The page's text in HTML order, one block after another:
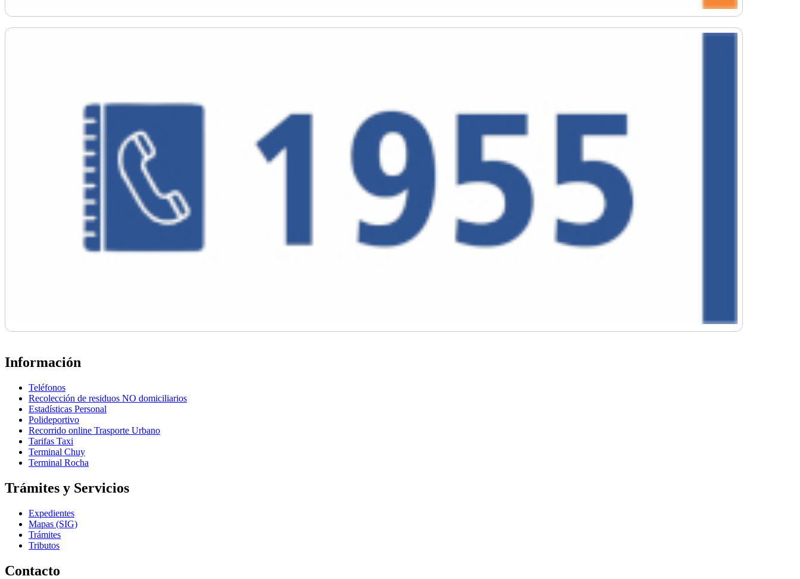
Información
Teléfonos
Recolección de residuos NO domiciliarios
Estadísticas Personal
Polideportivo
Recorrido online Trasporte Urbano
Tarifas Taxi
Terminal Chuy
Terminal Rocha
Trámites y Servicios
Expedientes
Mapas (SIG)
Trámites
Tributos
Contacto